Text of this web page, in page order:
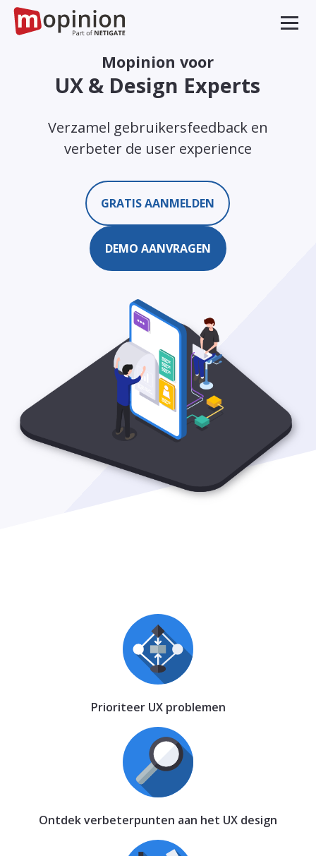
Mopinion voor
UX & Design Experts
Verzamel gebruikersfeedback en
verbeter de user experience
GRATIS AANMELDEN
DEMO AANVRAGEN
Prioriteer UX problemen
Ontdek verbeterpunten aan het UX design